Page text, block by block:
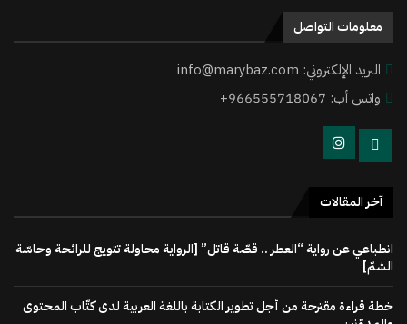
معلومات التواصل
البريد الإلكتروني: info@marybaz.com
واتس أب: 966555718067+
آخر المقالات
انطباعي عن رواية “العطر .. قصّة قاتل” [الرواية محاولة تتويج للرائحة وحاسّة
الشمّ]
خطة قراءة مقترحة من أجل تطوير الكتابة باللغة العربية لدى كتّاب المحتوى